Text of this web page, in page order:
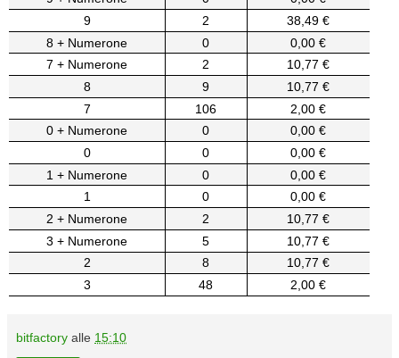
9
2
38,49 €
8 + Numerone
0
0,00 €
7 + Numerone
2
10,77 €
8
9
10,77 €
7
106
2,00 €
0 + Numerone
0
0,00 €
0
0
0,00 €
1 + Numerone
0
0,00 €
1
0
0,00 €
2 + Numerone
2
10,77 €
3 + Numerone
5
10,77 €
2
8
10,77 €
3
48 2,00 €
bitfactory alle 15:10